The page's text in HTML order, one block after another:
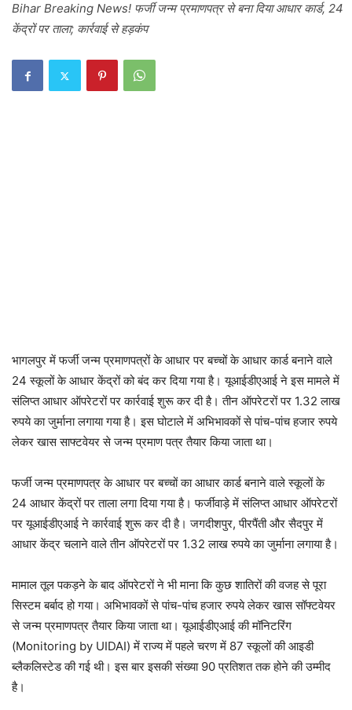
Bihar Breaking News! फर्जी जन्म प्रमाणपत्र से बना दिया आधार कार्ड, 24
केंद्रों पर ताला; कार्रवाई से हड़कंप
भागलपुर में फर्जी जन्म प्रमाणपत्रों के आधार पर बच्चों के आधार कार्ड बनाने वाले
24 स्कूलों के आधार केंद्रों को बंद कर दिया गया है। यूआईडीएआई ने इस मामले में
संलिप्त आधार ऑपरेटरों पर कार्रवाई शुरू कर दी है। तीन ऑपरेटरों पर 1.32 लाख
रुपये का जुर्माना लगाया गया है। इस घोटाले में अभिभावकों से पांच-पांच हजार रुपये
लेकर खास साफ्टवेयर से जन्म प्रमाण पत्र तैयार किया जाता था।
फर्जी जन्म प्रमाणपत्र के आधार पर बच्चों का आधार कार्ड बनाने वाले स्कूलों के
24 आधार केंद्रों पर ताला लगा दिया गया है। फर्जीवाड़े में संलिप्त आधार ऑपरेटरों
पर यूआईडीएआई ने कार्रवाई शुरू कर दी है। जगदीशपुर, पीरपैंती और सैदपुर में
आधार केंद्र चलाने वाले तीन ऑपरेटरों पर 1.32 लाख रुपये का जुर्माना लगाया है।
मामाल तूल पकड़ने के बाद ऑपरेटरों ने भी माना कि कुछ शातिरों की वजह से पूरा
सिस्टम बर्बाद हो गया। अभिभावकों से पांच-पांच हजार रुपये लेकर खास सॉफ्टवेयर
से जन्म प्रमाणपत्र तैयार किया जाता था। यूआईडीएआई की मॉनिटरिंग
(Monitoring by UIDAI) में राज्य में पहले चरण में 87 स्कूलों की आइडी
ब्लैकलिस्टेड की गई थी। इस बार इसकी संख्या 90 प्रतिशत तक होने की उम्मीद
है।